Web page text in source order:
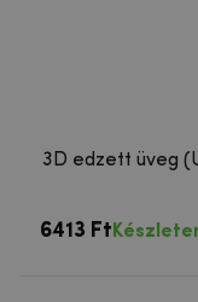
3D edzett üveg
6413 Ft